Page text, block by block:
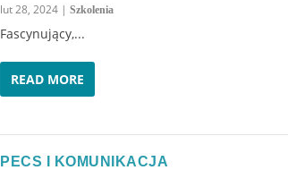
lut 28, 2024 |Szkolenia
Fascynujący,...
READ MORE
PECS I KOMUNIKACJA